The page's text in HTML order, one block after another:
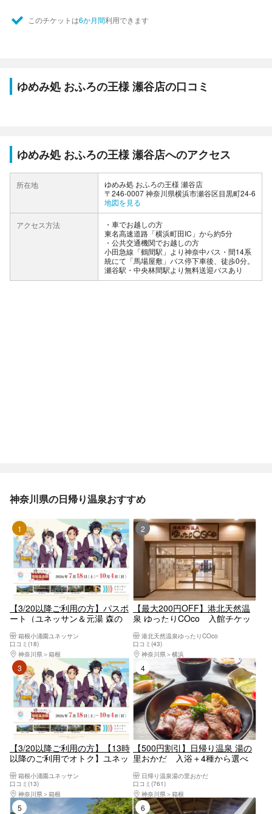
このチケットは6か月間利用できます
ゆめみ処 おふろの王様 瀬谷店の口コミ
ゆめみ処 おふろの王様 瀬谷店へのアクセス
所在地
ゆめみ処 おふろの王様 瀬谷店
〒246-0007 神奈川県横浜市瀬谷区目黒町24-6
地図を見る
アクセス方法
車でお越しの方
東名高速道路「横浜町田IC」から約5分
公共交通機関でお越しの方
小田急線「鶴間駅」より神奈中バス・間14系
統にて「馬場屋敷」バス停下車後、徒歩0分。
瀬谷駅・中央林間駅より無料送迎バスあり
神奈川県の日帰り温泉おすすめ
1位
【3/20以降ご利用の方】パスポ
ート（ユネッサン＆元湯 森の
箱根小涌園ユネッサン
口コミ(18)
神奈川県
箱根
2位
【最大200円OFF】港北天然温
泉 ゆったりCOco 入館チケッ
港北天然温泉ゆったりCOco
口コミ(43)
神奈川県
横浜
3位
【3/20以降ご利用の方】【13時
以降のご利用でオトク】ユネッ
【6972】
箱根小涌園ユネッサン
口コミ(13)
神奈川県
箱根
4位
【500円割引】日帰り温泉 湯の
里おかだ 入浴＋4種から選べ
日帰り温泉湯の里おかだ
口コミ(761)
神奈川県
箱根
5位 6位